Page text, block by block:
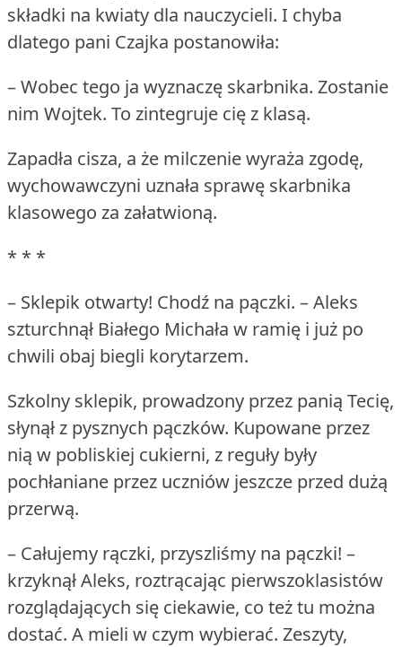
składki na kwiaty dla nauczycieli. I chyba
dlatego pani Czajka postanowiła:
– Wobec tego ja wyznaczę skarbnika. Zostanie
nim Wojtek. To zintegruje cię z klasą.
Zapadła cisza, a że milczenie wyraża zgodę,
wychowawczyni uznała sprawę skarbnika
klasowego za załatwioną.
* * *
– Sklepik otwarty! Chodź na pączki. – Aleks
szturchnął Białego Michała w ramię i już po
chwili obaj biegli korytarzem.
Szkolny sklepik, prowadzony przez panią Tecię,
słynął z pysznych pączków. Kupowane przez
nią w pobliskiej cukierni, z reguły były
pochłaniane przez uczniów jeszcze przed dużą
przerwą.
– Całujemy rączki, przyszliśmy na pączki! –
krzyknął Aleks, roztrącając pierwszoklasistów
rozglądających się ciekawie, co też tu można
dostać. A mieli w czym wybierać. Zeszyty,